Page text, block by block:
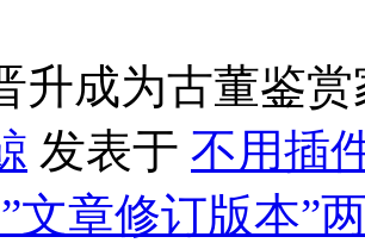
升成为古董鉴
发表于 不用插
文章修订版本”